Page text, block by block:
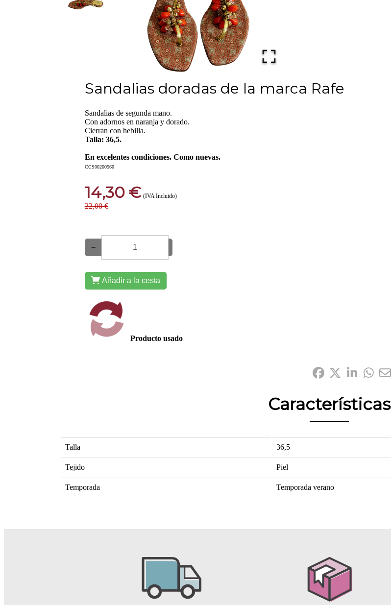
Sandalias doradas de la marca Rafe
Sandalias de segunda mano.
Con adornos en naranja y dorado.
Cierran con hebilla.
Talla: 36,5.
En excelentes condiciones. Como nuevas.
CCS00200560
14,30 € (IVA Incluido)
22,00 €
−
Añadir a la cesta
Producto usado
Características
Talla 36,5
Tejido Piel
Temporada Temporada verano